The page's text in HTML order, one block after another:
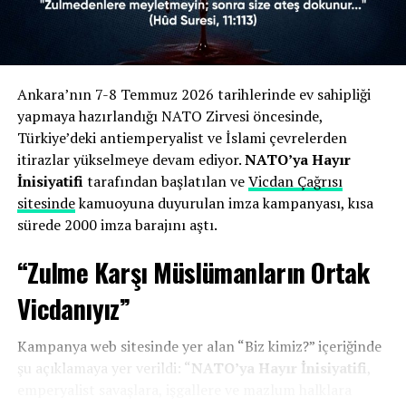
İmrân Suresi (3/160) gibi Kur’an-ı Kerim
ayetlerine atıfta bulunularak, zulmedenlere
meyletmemenin dini bir sorumluluk olduğu
Zirveye Tepki:7-8 Temmuz tarihlerinde
Ankara’da gerçekleştirilen zirve “ihanet” olarak
nitelendirilmiş ve emperyalist güçlerin Türkiye
topraklarında ağırlanmasının kabul edilemez
olduğu belirtilmişti.
İnisiyatif üyeleri, sitenin kapatılmasının ardından hukuki
haklarını arayacaklarını belirtirken, karara Ankara 3.
Sulh Ceza Hâkimliği nezdinde itiraz edilmesi bekleniyor.
Ankara’nın 7-8 Temmuz 2026 tarihlerinde ev sahipliği
yapmaya hazırlandığı NATO Zirvesi öncesinde,
Türkiye’deki antiemperyalist ve İslami çevrelerden
itirazlar yükselmeye devam ediyor.NATO’ya Hayır
İnisiyatifitarafından başlatılan veVicdan Çağrısı
sitesindekamuoyuna duyurulan imza kampanyası, kısa
sürede 2000 imza barajını aştı.
“Zulme Karşı Müslümanların Ortak
Vicdanıyız”
Kampanya web sitesinde yer alan “Biz kimiz?” içeriğinde
şu açıklamaya yer verildi: “NATO’ya Hayır İnisiyatifi